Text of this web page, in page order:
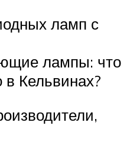
ламп с
лампы: что
в Кельвинах?